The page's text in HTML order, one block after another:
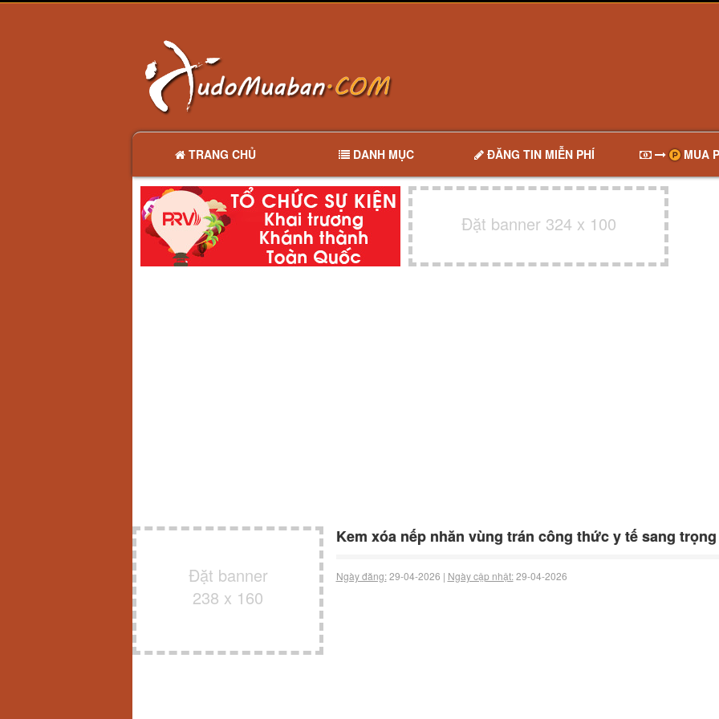
TRANG CHỦ DANH MỤC ĐĂNG TIN MIỄN PHÍ MUA
Đặt banner 324 x 100
Đặt banner
238 x 160
Kem xóa nếp nhăn vùng trán công thức y tế sang trọng
Ngày đăng:29-04-2026 | Ngày cập nhật:29-04-2026